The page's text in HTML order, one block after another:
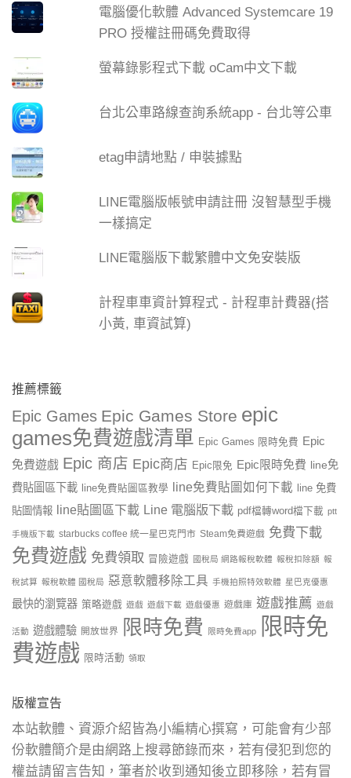
電腦優化軟體 Advanced Systemcare 19
PRO 授權註冊碼免費取得
螢幕錄影程式下載 oCam中文下載
台北公車路線查詢系統app - 台北等公車
etag申請地點 / 申裝據點
LINE電腦版帳號申請註冊 沒智慧型手機
一樣搞定
LINE電腦版下載繁體中文免安裝版
計程車車資計算程式 - 計程車計費器(搭
小黃, 車資試算)
推薦標籤
Epic Games Epic Games Store epic
games免費遊戲清單 Epic Games 限時免費 Epic
免費遊戲 Epic 商店 Epic商店 Epic限免 Epic限時免費 line免
費貼圖區下載
line免費貼圖區教學 line免費貼圖如何下載
line 免費
貼圖情報
line貼圖區下載 Line 電腦版下載 pdf檔轉word檔下載 ptt
手機版下載 starbucks coffee 統一星巴克門市 Steam免費遊戲 免費下載
免費遊戲 免費領取 冒險遊戲 國稅局 網路報稅軟體 報稅扣除額 報
稅試算 報稅軟體 國稅局 惡意軟體移除工具 手機拍照特效軟體 星巴克優惠
最快的瀏覽器 策略遊戲 遊戲 遊戲下載 遊戲優惠 遊戲庫 遊戲推薦 遊戲
活動 遊戲體驗 開放世界 限時免費 限時免費app
限時免
費遊戲 限時活動 領取
版權宣告
本站軟體、資源介紹皆為小編精心撰寫，可能會有少部
份軟體簡介是由網路上搜尋節錄而來，若有侵犯到您的
權益請留言告知，筆者於收到通知後立即移除，若有冒